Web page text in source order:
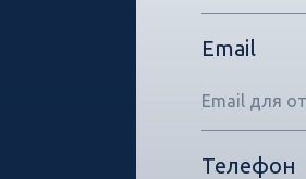
Email
Телефон